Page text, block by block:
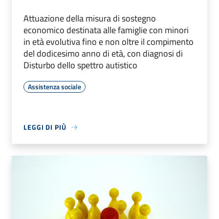
Attuazione della misura di sostegno
economico destinata alle famiglie con minori
in età evolutiva fino e non oltre il compimento
del dodicesimo anno di età, con diagnosi di
Disturbo dello spettro autistico
Assistenza sociale
LEGGI DI PIÙ